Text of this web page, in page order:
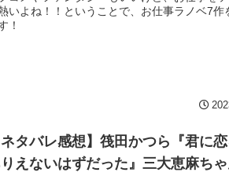
いよね！！ということで、お仕事ラノベ7作
！
ネタバレ感想】筏田かつら『君に
えないはずだった』三大恵麻ち